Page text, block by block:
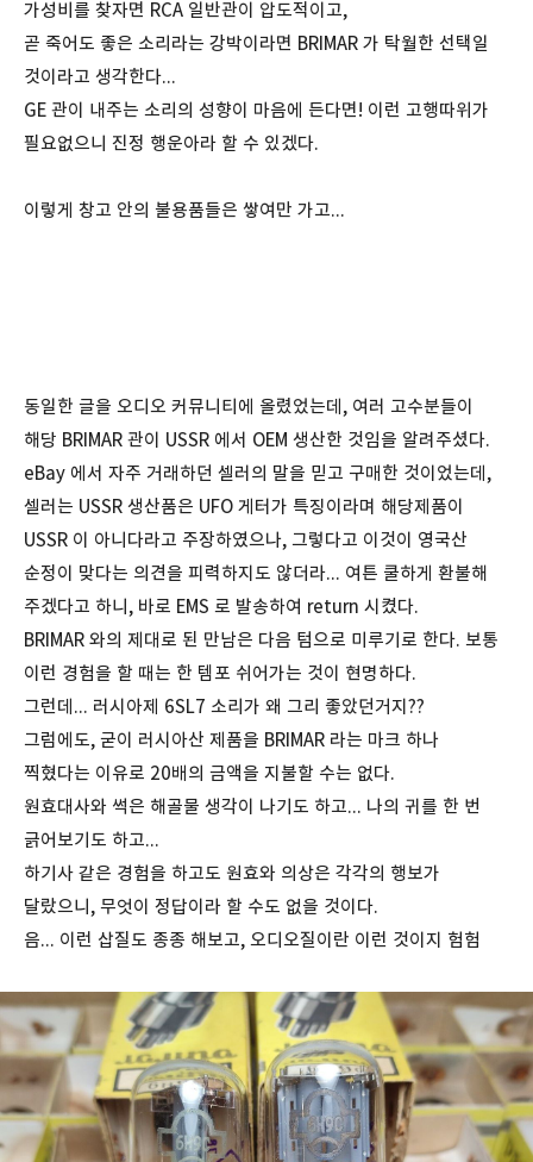
가성비를 찾자면 RCA 일반관이 압도적이고,
곧 죽어도 좋은 소리라는 강박이라면 BRIMAR 가 탁월한 선택일
것이라고 생각한다...
GE 관이 내주는 소리의 성향이 마음에 든다면! 이런 고행따위가
필요없으니 진정 행운아라 할 수 있겠다.
이렇게 창고 안의 불용품들은 쌓여만 가고...
동일한 글을 오디오 커뮤니티에 올렸었는데, 여러 고수분들이
해당 BRIMAR 관이 USSR 에서 OEM 생산한 것임을 알려주셨다.
eBay 에서 자주 거래하던 셀러의 말을 믿고 구매한 것이었는데,
셀러는 USSR 생산품은 UFO 게터가 특징이라며 해당제품이
USSR 이 아니다라고 주장하였으나, 그렇다고 이것이 영국산
순정이 맞다는 의견을 피력하지도 않더라... 여튼 쿨하게 환불해
주겠다고 하니, 바로 EMS 로 발송하여 return 시켰다.
BRIMAR 와의 제대로 된 만남은 다음 텀으로 미루기로 한다. 보통
이런 경험을 할 때는 한 템포 쉬어가는 것이 현명하다.
그런데... 러시아제 6SL7 소리가 왜 그리 좋았던거지??
그럼에도, 굳이 러시아산 제품을 BRIMAR 라는 마크 하나
찍혔다는 이유로 20배의 금액을 지불할 수는 없다.
원효대사와 썩은 해골물 생각이 나기도 하고... 나의 귀를 한 번
긁어보기도 하고...
하기사 같은 경험을 하고도 원효와 의상은 각각의 행보가
달랐으니, 무엇이 정답이라 할 수도 없을 것이다.
음... 이런 삽질도 종종 해보고, 오디오질이란 이런 것이지 험험